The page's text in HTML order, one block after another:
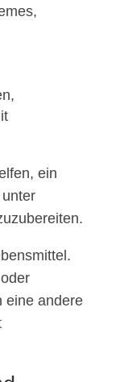
ein
eine andere